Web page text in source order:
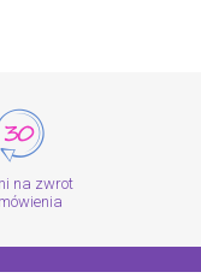
na zwrot